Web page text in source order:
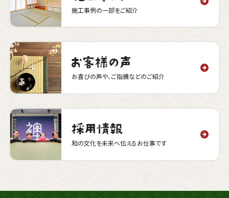
施工事例の一部をご紹介
お喜びの声や、ご指摘などのご紹介
和の文化を未来へ伝えるお仕事です